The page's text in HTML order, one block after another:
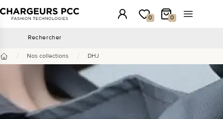
Chargeurs PCC Connexion
0
Ma wishlist
0
Mon panierOuvrir le
Rechercher
Accueil
/ Nos collections / DHJ